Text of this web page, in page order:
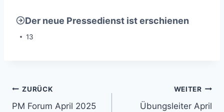
Der neue Pressedienst ist erschienen
13
Beitragsnavigation
ZURÜCK
PM Forum April 2025
WEITER
Übungsleiter April